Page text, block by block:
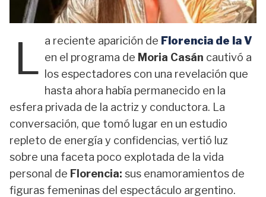
L a reciente aparición de Florencia de la V
en el programa de Moria Casán cautivó a
los espectadores con una revelación que
hasta ahora había permanecido en la
esfera privada de la actriz y conductora. La
conversación, que tomó lugar en un estudio
repleto de energía y confidencias, vertió luz
sobre una faceta poco explotada de la vida
personal de Florencia: sus enamoramientos de
figuras femeninas del espectáculo argentino.